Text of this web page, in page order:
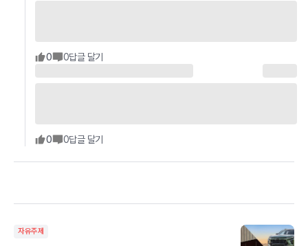
0 0답글 달기
0 0답글 달기
자유주제